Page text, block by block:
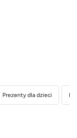
Prezenty dla dzieci